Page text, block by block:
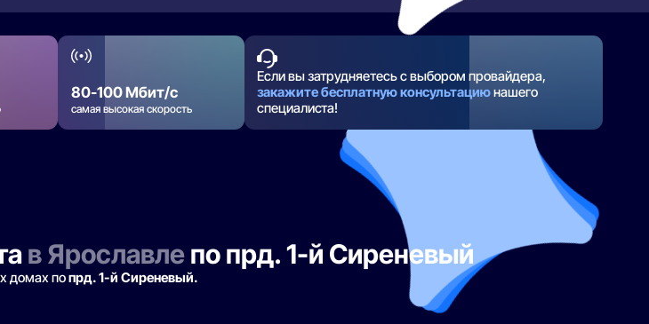
80-100 Мбит/с
самая высокая скорость
Если вы затрудняетесь с выбором провайдера,
закажите бесплатную консультациюнашего
специалиста!
в Ярославлепо прд. 1-й Сиреневый
домах попрд. 1-й Сиреневый.